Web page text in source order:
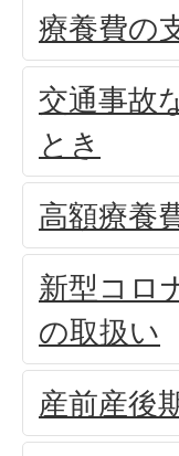
療養費の
交通事故
とき
高額療養
新型コロ
の取扱い
産前産後